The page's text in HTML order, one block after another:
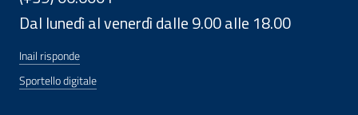
Dal lunedì al venerdì dalle 9.00 alle 18.00
Inail risponde
Sportello digitale